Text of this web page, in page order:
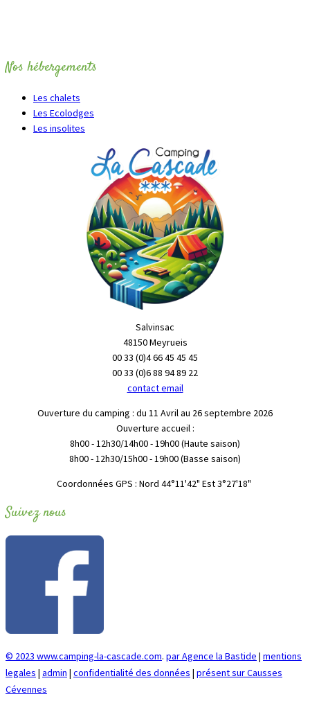
Nos hébergements
Les chalets
Les Ecolodges
Les insolites
Salvinsac
48150 Meyrueis
00 33 (0)4 66 45 45 45
00 33 (0)6 88 94 89 22
contact email
Ouverture du camping : du 11 Avril au 26 septembre 2026
Ouverture accueil :
8h00 - 12h30/14h00 - 19h00 (Haute saison)
8h00 - 12h30/15h00 - 19h00 (Basse saison)
"Coordonnées GPS : Nord 44°11'42" Est 3°27'18
Suivez nous
© 2023 www.camping-la-cascade.com. par Agence la Bastide | mentions
legales | admin | confidentialité des données | présent sur Causses
Cévennes